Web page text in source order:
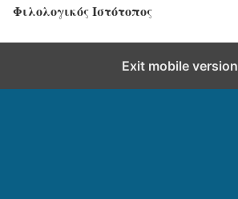
Φιλολογικός Ιστότοπος
Exit mobile version